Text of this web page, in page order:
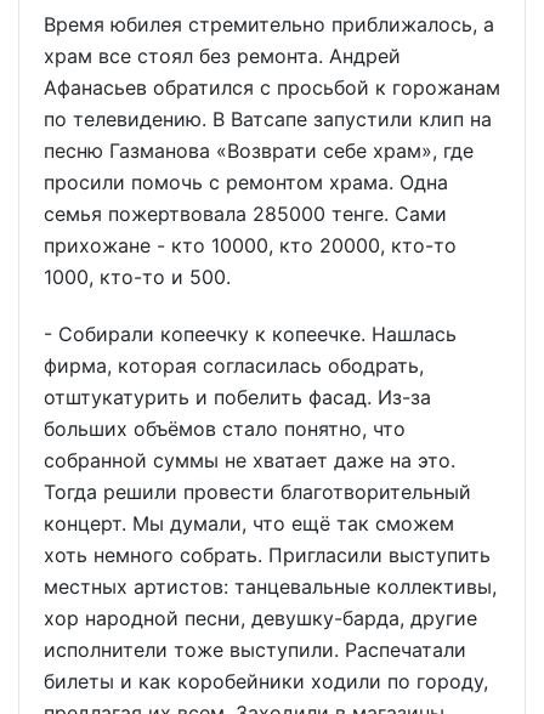
Время юбилея стремительно приближалось, а
храм все стоял без ремонта. Андрей
Афанасьев обратился с просьбой к горожанам
по телевидению. В Ватсапе запустили клип на
песню Газманова «Возврати себе храм», где
просили помочь с ремонтом храма. Одна
семья пожертвовала 285000 тенге. Сами
прихожане - кто 10000, кто 20000, кто-то
1000, кто-то и 500.
- Собирали копеечку к копеечке. Нашлась
фирма, которая согласилась ободрать,
отштукатурить и побелить фасад. Из-за
больших объёмов стало понятно, что
собранной суммы не хватает даже на это.
Тогда решили провести благотворительный
концерт. Мы думали, что ещё так сможем
хоть немного собрать. Пригласили выступить
местных артистов: танцевальные коллективы,
хор народной песни, девушку-барда, другие
исполнители тоже выступили. Распечатали
билеты и как коробейники ходили по городу,